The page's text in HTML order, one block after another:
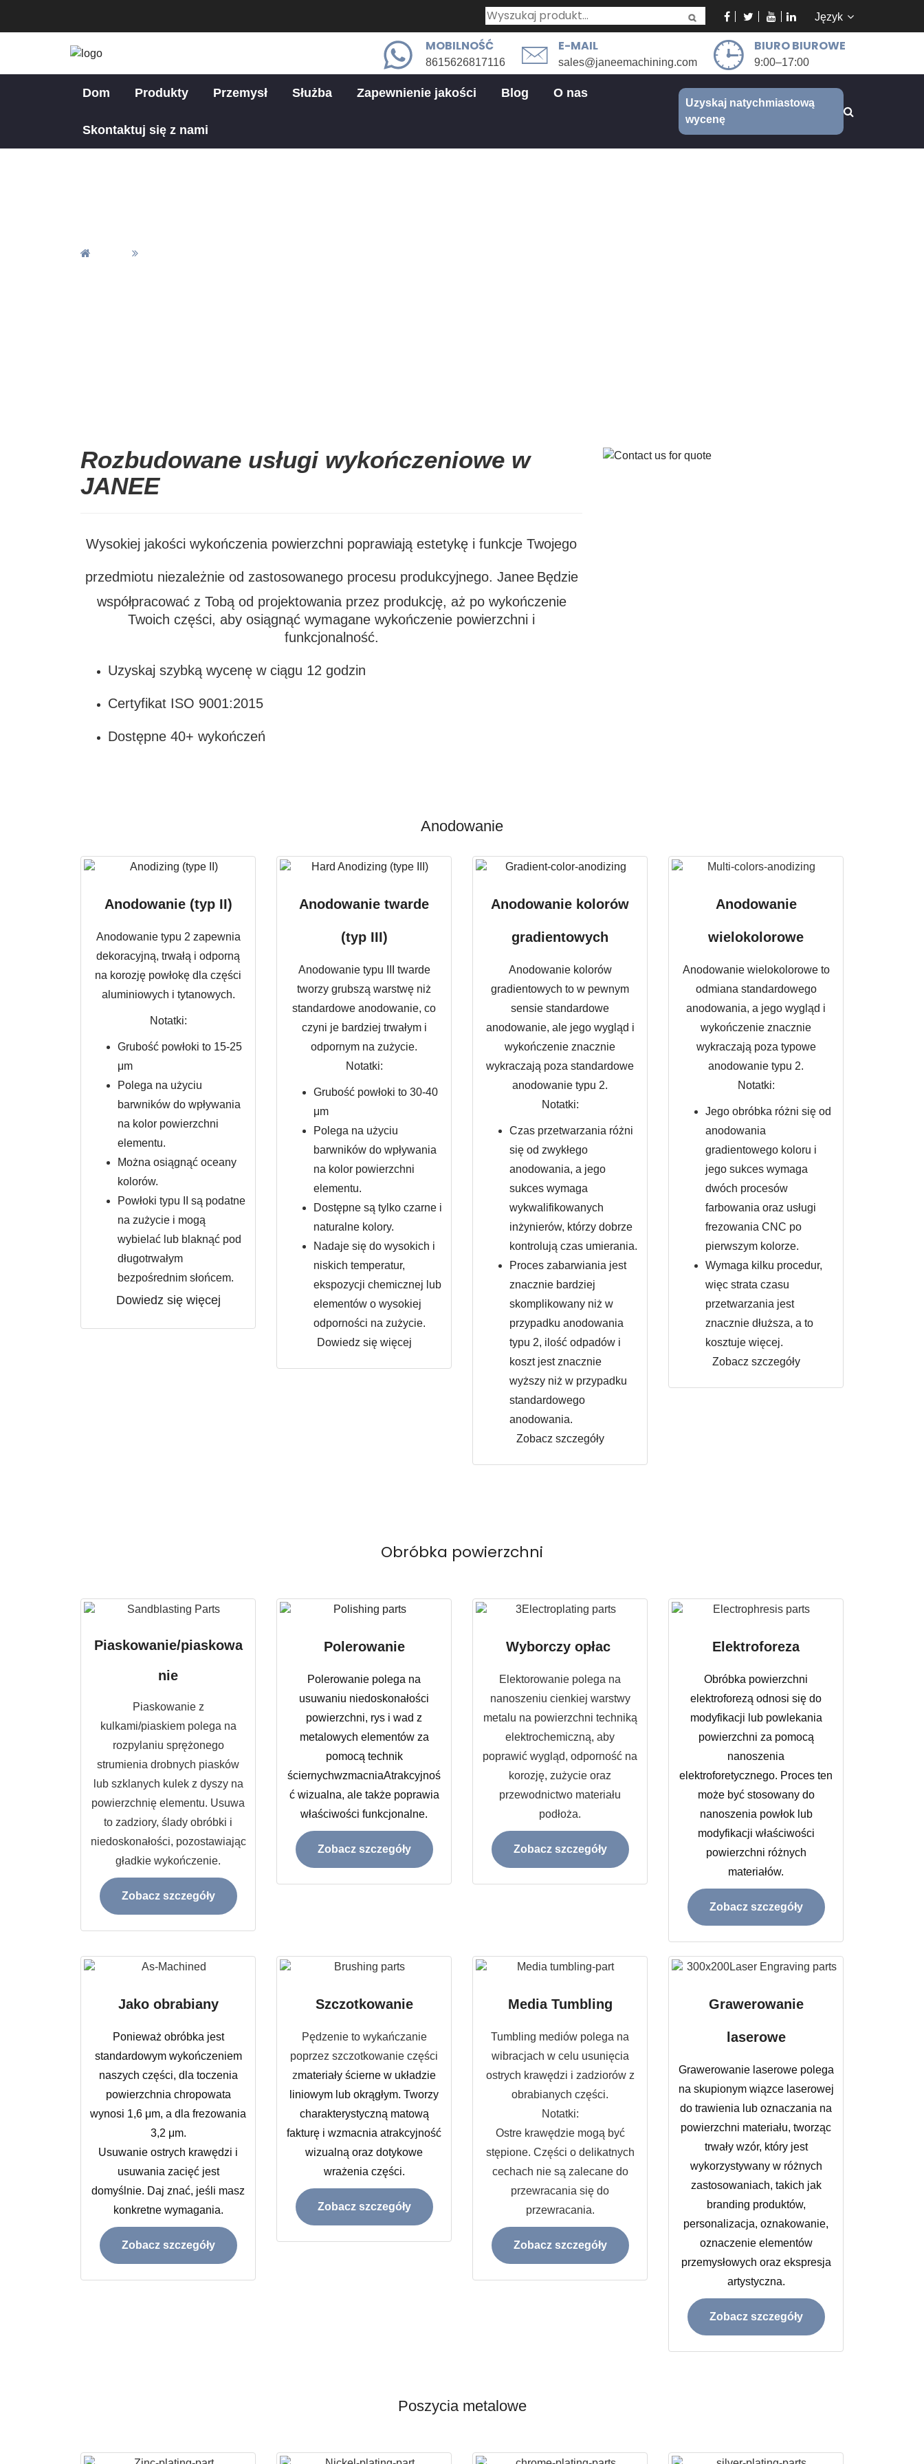
Język
BIURO BIUROWE
9:00–17:00
E-MAIL
sales@janeemachining.com
MOBILNOŚĆ
8615626817116
Dom Produkty Przemysł Służba Zapewnienie jakości Blog O nas
Skontaktuj się z nami
Uzyskaj natychmiastową
wycenę
Rozbudowane usługi wykończeniowe w
JANEE
Wysokiej jakości wykończenia powierzchni poprawiają estetykę i funkcje Twojego
przedmiotu niezależnie od zastosowanego procesu produkcyjnego. Janee Będzie
współpracować z Tobą od projektowania przez produkcję, aż po wykończenie
Twoich części, aby osiągnąć wymagane wykończenie powierzchni i
funkcjonalność.
Uzyskaj szybką wycenę w ciągu 12 godzin
Certyfikat ISO 9001:2015
Dostępne 40+ wykończeń
Anodowanie
Anodowanie (typ II)
Anodowanie typu 2 zapewnia
dekoracyjną, trwałą i odporną
na korozję powłokę dla części
aluminiowych i tytanowych.
Notatki:
Grubość powłoki to 15-25
μm
Polega na użyciu
barwników do wpływania
na kolor powierzchni
elementu.
Można osiągnąć oceany
kolorów.
Powłoki typu II są podatne
na zużycie i mogą
wybielać lub blaknąć pod
długotrwałym
bezpośrednim słońcem.
Dowiedz się więcej
Anodowanie twarde
(typ III)
Anodowanie typu III twarde
tworzy grubszą warstwę niż
standardowe anodowanie, co
czyni je bardziej trwałym i
odpornym na zużycie.
Notatki:
Grubość powłoki to 30-40
μm
Polega na użyciu
barwników do wpływania
na kolor powierzchni
elementu.
Dostępne są tylko czarne i
naturalne kolory.
Nadaje się do wysokich i
niskich temperatur,
ekspozycji chemicznej lub
elementów o wysokiej
odporności na zużycie.
Dowiedz się więcej
Anodowanie kolorów
gradientowych
Anodowanie kolorów
gradientowych to w pewnym
sensie standardowe
anodowanie, ale jego wygląd i
wykończenie znacznie
wykraczają poza standardowe
anodowanie typu 2.
Notatki:
Czas przetwarzania różni
się od zwykłego
anodowania, a jego
sukces wymaga
wykwalifikowanych
inżynierów, którzy dobrze
kontrolują czas umierania.
Proces zabarwiania jest
znacznie bardziej
skomplikowany niż w
przypadku anodowania
typu 2, ilość odpadów i
koszt jest znacznie
wyższy niż w przypadku
standardowego
anodowania.
Zobacz szczegóły
Anodowanie
wielokolorowe
Anodowanie wielokolorowe to
odmiana standardowego
anodowania, a jego wygląd i
wykończenie znacznie
wykraczają poza typowe
anodowanie typu 2.
Notatki:
Jego obróbka różni się od
anodowania
gradientowego koloru i
jego sukces wymaga
dwóch procesów
farbowania oraz usługi
frezowania CNC po
pierwszym kolorze.
Wymaga kilku procedur,
więc strata czasu
przetwarzania jest
znacznie dłuższa, a to
kosztuje więcej.
Zobacz szczegóły
Obróbka powierzchni
Piaskowanie/piaskowa
nie
Piaskowanie z
kulkami/piaskiem polega na
rozpylaniu sprężonego
strumienia drobnych piasków
lub szklanych kulek z dyszy na
powierzchnię elementu. Usuwa
to zadziory, ślady obróbki i
niedoskonałości, pozostawiając
gładkie wykończenie.
Zobacz szczegóły
Polerowanie
Polerowanie polega na
usuwaniu niedoskonałości
powierzchni, rys i wad z
metalowych elementów za
pomocą technik
ściernychwzmacniaAtrakcyjnoś
ć wizualna, ale także poprawia
właściwości funkcjonalne.
Zobacz szczegóły
Wyborczy opłac
Elektorowanie polega na
nanoszeniu cienkiej warstwy
metalu na powierzchni techniką
elektrochemiczną, aby
poprawić wygląd, odporność na
korozję, zużycie oraz
przewodnictwo materiału
podłoża.
Zobacz szczegóły
Elektroforeza
Obróbka powierzchni
elektroforezą odnosi się do
modyfikacji lub powlekania
powierzchni za pomocą
nanoszenia
elektroforetycznego. Proces ten
może być stosowany do
nanoszenia powłok lub
modyfikacji właściwości
powierzchni różnych
materiałów.
Zobacz szczegóły
Jako obrabiany
Ponieważ obróbka jest
standardowym wykończeniem
naszych części, dla toczenia
powierzchnia chropowata
wynosi 1,6 μm, a dla frezowania
3,2 μm.
Usuwanie ostrych krawędzi i
usuwania zacięć jest
domyślnie. Daj znać, jeśli masz
konkretne wymagania.
Zobacz szczegóły
Szczotkowanie
Pędzenie to wykańczanie
poprzez szczotkowanie części
zmateriały ścierne w układzie
liniowym lub okrągłym. Tworzy
charakterystyczną matową
fakturę i wzmacnia atrakcyjność
wizualną oraz dotykowe
wrażenia części.
Zobacz szczegóły
Media Tumbling
Tumbling mediów polega na
wibracjach w celu usunięcia
ostrych krawędzi i zadziorów z
obrabianych części.
Notatki:
Ostre krawędzie mogą być
stępione. Części o delikatnych
cechach nie są zalecane do
przewracania się do
przewracania.
Zobacz szczegóły
Grawerowanie
laserowe
Grawerowanie laserowe polega
na skupionym wiązce laserowej
do trawienia lub oznaczania na
powierzchni materiału, tworząc
trwały wzór, który jest
wykorzystywany w różnych
zastosowaniach, takich jak
branding produktów,
personalizacja, oznakowanie,
oznaczenie elementów
przemysłowych oraz ekspresja
artystyczna.
Zobacz szczegóły
Poszycia metalowe